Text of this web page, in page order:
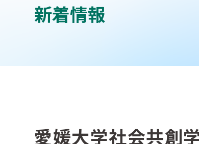
新着情報
愛媛大学社会共創